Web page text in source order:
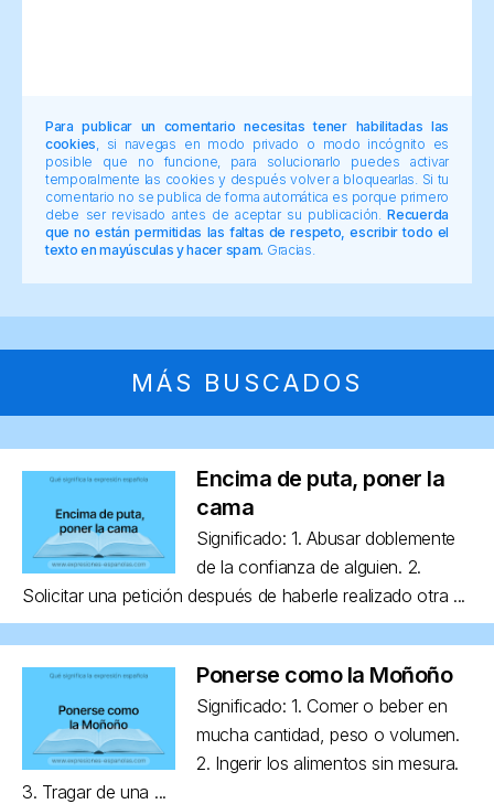
Para publicar un comentario necesitas tener habilitadas las
cookies , si navegas en modo privado o modo incógnito es
posible que no funcione, para solucionarlo puedes activar
temporalmente las cookies y después volver a bloquearlas. Si tu
comentario no se publica de forma automática es porque primero
debe ser revisado antes de aceptar su publicación.Recuerda
que no están permitidas las faltas de respeto, escribir todo el
texto en mayúsculas y hacer spam. Gracias.
MÁS BUSCADOS
Encima de puta, poner la
cama
Significado: 1. Abusar doblemente
de la confianza de alguien. 2.
Solicitar una petición después de haberle realizado otra ...
Ponerse como la Moñoño
Significado: 1. Comer o beber en
mucha cantidad, peso o volumen.
2. Ingerir los alimentos sin mesura.
3. Tragar de una ...